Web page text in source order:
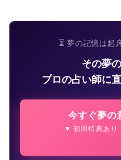
⏳ 夢の記憶は起
その夢の
プロの占い師に
今すぐ夢の
▼ 初回特典あり